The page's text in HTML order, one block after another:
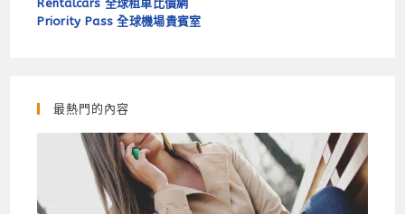
Rentalcars 全球租車比價網
Priority Pass 全球機場貴賓室
最熱門的內容